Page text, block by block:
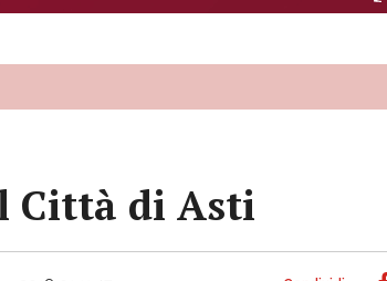
Città di Asti